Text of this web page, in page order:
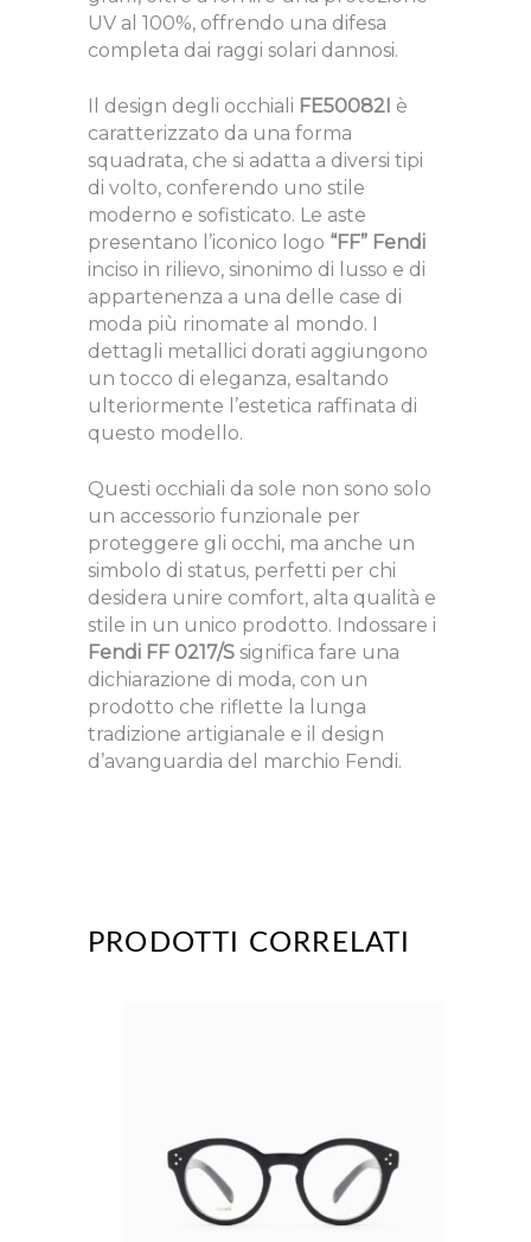
UV al 100%, offrendo una difesa
completa dai raggi solari dannosi.
Il design degli occhiali FE50082I è
caratterizzato da una forma
squadrata, che si adatta a diversi tipi
di volto, conferendo uno stile
moderno e sofisticato. Le aste
presentano l’iconico logo “FF” Fendi
inciso in rilievo, sinonimo di lusso e di
appartenenza a una delle case di
moda più rinomate al mondo. I
dettagli metallici dorati aggiungono
un tocco di eleganza, esaltando
ulteriormente l’estetica raffinata di
questo modello.
Questi occhiali da sole non sono solo
un accessorio funzionale per
proteggere gli occhi, ma anche un
simbolo di status, perfetti per chi
desidera unire comfort, alta qualità e
stile in un unico prodotto. Indossare i
Fendi FF 0217/S significa fare una
dichiarazione di moda, con un
prodotto che riflette la lunga
tradizione artigianale e il design
d’avanguardia del marchio Fendi.
PRODOTTI CORRELATI